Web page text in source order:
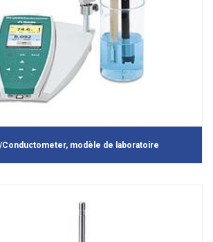
Conductometer, modèle de laboratoire